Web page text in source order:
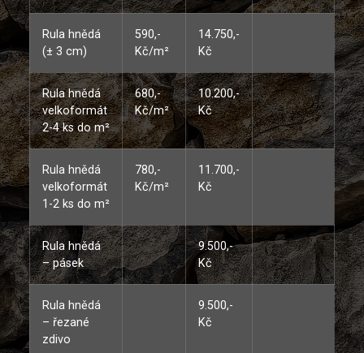
Rula hnědá
(± 3 cm)
590,-
Kč/m²
14.750,-
Kč
Rula hnědá
velkoformát
2-4 ks do m²
680,-
Kč/m²
10.200,-
Kč
Rula hnědá
velkoformát
1-2 ks do m²
780,-
Kč/m²
11.700,-
Kč
Rula hnědá
– pásek
9.500,-
Kč
Rula hnědá
– řezané
zdivo
9.500,-
Kč